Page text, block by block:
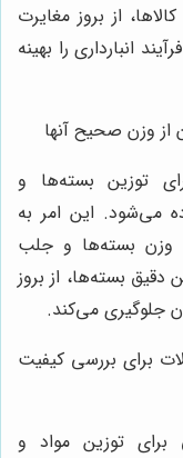
از بروز مغایرت
انبارداری را بهینه
از وزن صحیح آنها
توزین بسته‌ها و
می‌شود. این امر به
وزن بسته‌ها و جلب
بسته‌ها، از بروز
جلوگیری می‌کند.
برای بررسی کیفیت
برای توزین مواد و